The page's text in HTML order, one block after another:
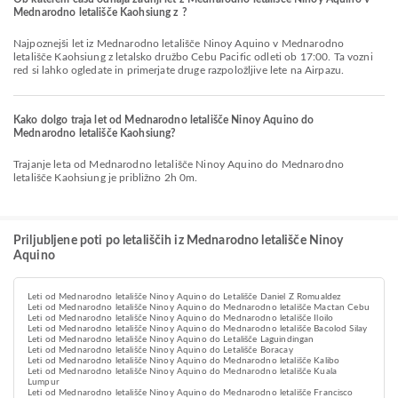
Mednarodno letališče Kaohsiung z ?
Najpoznejši let iz Mednarodno letališče Ninoy Aquino v Mednarodno
letališče Kaohsiung z letalsko družbo Cebu Pacific odleti ob 17:00. Ta vozni
red si lahko ogledate in primerjate druge razpoložljive lete na Airpazu.
Kako dolgo traja let od Mednarodno letališče Ninoy Aquino do
Mednarodno letališče Kaohsiung?
Trajanje leta od Mednarodno letališče Ninoy Aquino do Mednarodno
letališče Kaohsiung je približno 2h 0m.
Priljubljene poti po letališčih iz Mednarodno letališče Ninoy
Aquino
Leti od Mednarodno letališče Ninoy Aquino do Letališče Daniel Z Romualdez
Leti od Mednarodno letališče Ninoy Aquino do Mednarodno letališče Mactan Cebu
Leti od Mednarodno letališče Ninoy Aquino do Mednarodno letališče Iloilo
Leti od Mednarodno letališče Ninoy Aquino do Mednarodno letališče Bacolod Silay
Leti od Mednarodno letališče Ninoy Aquino do Letališče Laguindingan
Leti od Mednarodno letališče Ninoy Aquino do Letališče Boracay
Leti od Mednarodno letališče Ninoy Aquino do Mednarodno letališče Kalibo
Leti od Mednarodno letališče Ninoy Aquino do Mednarodno letališče Kuala
Lumpur
Leti od Mednarodno letališče Ninoy Aquino do Mednarodno letališče Francisco